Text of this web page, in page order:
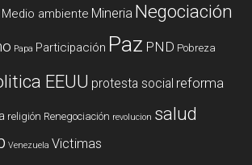
Medio ambiente Mineria Negociación
Papa Participación Paz PND Pobreza
EEUU protesta social reforma
religión Renegociación revolucion salud
Venezuela Victimas